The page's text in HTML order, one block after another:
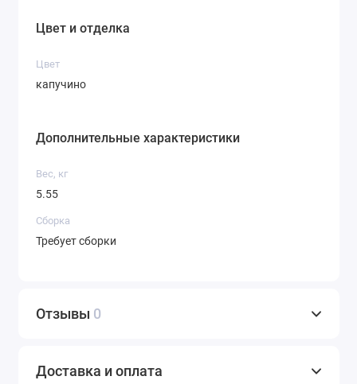
Цвет и отделка
Цвет
капучино
Дополнительные характеристики
Вес, кг
5.55
Сборка
Требует сборки
Отзывы 0
Доставка и оплата